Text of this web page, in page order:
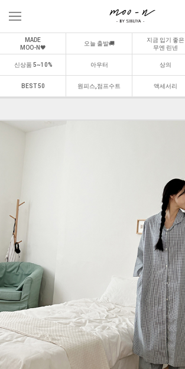
MADE
MOO-N🖤
오늘 출발🚚
지금 입기 좋은
무엔 린넨
신상품 5~10% 아우터 상의
BEST 50 원피스,점프수트 액세서리